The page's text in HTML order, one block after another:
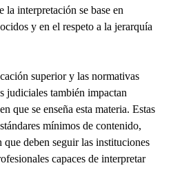
la interpretación se base en
y en el respeto a la jerarquía
superior y las normativas
judiciales también impactan
que se enseña esta materia. Estas
mínimos de contenido,
deben seguir las instituciones
capaces de interpretar